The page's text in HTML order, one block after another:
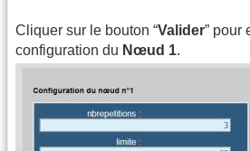
Cliquer sur le bouton “Valider” pour
configuration du Nœud 1.